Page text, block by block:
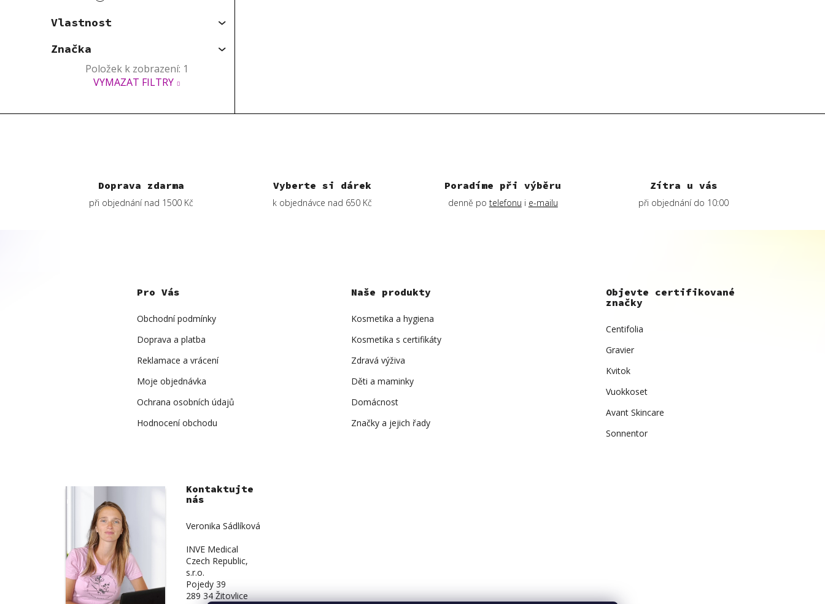
Vlastnost
Značka
VYMAZAT FILTRY
Položek k zobrazení: 1
Doprava zdarma
při objednání nad 1500 Kč
Vyberte si dárek
k objednávce nad 650 Kč
Poradíme při výběru
denně po telefonu i e-mailu
Zítra u vás
při objednání do 10:00
Pro Vás
Obchodní podmínky
Doprava a platba
Reklamace a vrácení
Moje objednávka
Ochrana osobních údajů
Hodnocení obchodu
Naše produkty
Kosmetika a hygiena
Kosmetika s certifikáty
Zdravá výživa
Děti a maminky
Domácnost
Značky a jejich řady
Objevte certifikované
značky
Centifolia
Gravier
Kvitok
Vuokkoset
Avant Skincare
Sonnentor
Kontaktujte
nás
Veronika Sádlíková
INVE Medical
Czech Republic,
s.r.o.
Pojedy 39
289 34 Žitovlice